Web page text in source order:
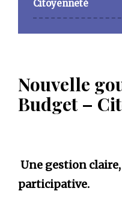
Citoyenneté
Nouvelle
Budget –
Une gestion
participative.